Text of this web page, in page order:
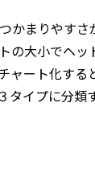
かまりやすさ
の大小でヘッ
ャート化する
タイプに分類